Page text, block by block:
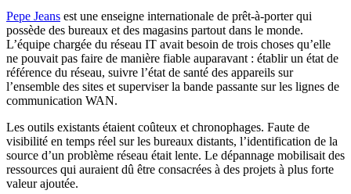
Pepe Jeans est une enseigne internationale de prêt-à-porter qui
possède des bureaux et des magasins partout dans le monde.
L’équipe chargée du réseau IT avait besoin de trois choses qu’elle
ne pouvait pas faire de manière fiable auparavant : établir un état de
référence du réseau, suivre l’état de santé des appareils sur
l’ensemble des sites et superviser la bande passante sur les lignes de
communication WAN.
Les outils existants étaient coûteux et chronophages. Faute de
visibilité en temps réel sur les bureaux distants, l’identification de la
source d’un problème réseau était lente. Le dépannage mobilisait des
ressources qui auraient dû être consacrées à des projets à plus forte
valeur ajoutée.